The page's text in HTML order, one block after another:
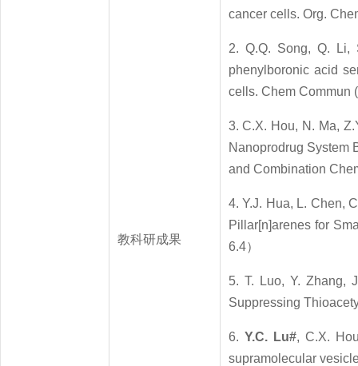
教科研成果
cancer cells. Org.
2. Q.Q. Song, Q.
phenylboronic acid
cells. Chem Commun
3. C.X. Hou, N. Ma,
Nanoprodrug System
and Combination
4. Y.J. Hua, L. Chen,
Pillar[n]arenes for
6.4）
5. T. Luo, Y. Zhang,
Suppressing
6. Y.C. Lu#, C.X.
supramolecular